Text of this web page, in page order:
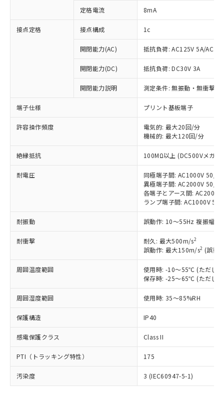
定格電流 8mA
接点定格 接点構成 1c
開閉能力(AC) 抵抗負荷: AC125V 5A/
開閉能力(DC) 抵抗負荷: DC30V 3A
開閉能力説明 測定条件: 無振動・無衝撃
端子仕様 プリント基板端子
許容操作頻度
電気的: 最大20回/分
機械的: 最大120回/分
絶縁抵抗 100MΩ以上 (DC500Vメガ)
耐電圧
同極端子間: AC1000V 50/
異極端子間: AC2000V 50/
各端子とアース間:
ランプ端子間: AC1000V
耐振動 誤動作: 10～55Hz 複振幅
耐衝撃 耐久: 最大500m/s2
誤動作: 最大150m/s2 (誤動
周囲温度範囲
使用時: -10～55℃ (ただし
保存時: -25～65℃ (ただし
周囲湿度範囲 使用時: 35～85%RH
保護構造 IP40
感電保護クラス Class II
PTI（トラッキング特性） 175
汚染度 3 (IEC60947-5-1)
以下の条件をお読みいただき、同意のうえ
本サービスは、当社制御機器事業取扱
商品の当社在庫状況および標準価格
(税抜)を提供させていただくもので
当社制御機器事業取扱商品の中には、
本サービスの対象外となる商品もある
ことをご了承ください。
在庫状況および標準価格照会結果は、
記載している更新日時点での社内デー
タに基づき作成されるものであり、閲
準価格とは異なる場合があることをご
正式な納期状況および標準価格はお客
様のお取引先、またはお客様担当のオ
ムロン制御機器販売店・当社販売員に
オムロン制御機器販売店や当社販売拠
点は「販売ネットワーク
」をご確認
対応済み：EU RoHS指令（10物質）の
非含有に対応した製品が提供可能な商品で
対応予定：EU RoHS指令（10物質）の非含
有に対応した製品に切り替える予定のある
商品です。
対応予定なし：EU RoHS指令（10物質）の
非含有に非対応の商品で、対応品を出す予
調査・確認中：EU RoHS指令（10物質）の
非含有の対応状況を調査中または確認中の
非該当品：ライセンス料など無形物で、有
害物質有無と関係のない商品です。
仕入先様の事情により、非含有部品として
いたものが、含有品と判明した場合などや
むを得ず変更することがあります。
鉛(Pb) 1000ppm以下、 水銀(Hg) 1000ppm以下、 カド
類(PBB) 1000ppm以下、ポリ臭化ジフェニルエーテル類
(PBDE) 1000ppm以下、フタル酸ビス(2-エチルヘキシ
ル) (DEHP)(別名：DOP) 1000ppm以下、フタル酸ブチ
ルベンジル（BBP） 1000ppm以下、フタル酸ジブチル
（DBP） 1000ppm以下、フタル酸ジイソブチル
(DIBP) 1000ppm以下
フタル酸エステル類の４物質については閾値を超える意
図的な使用がないことを確認しています。
「○」：最大均質材料含有率が中国RoHSの
「×」：最大均質材料含有率が中国RoHSの
基準値を超えていることを示します。
「－」：未確認です。当社販売部門へお問
*中国RoHS10物質の基準値 (GB/T26572)：
Cr(Ⅵ)(六価クロム) : 1000ppm、 PBBs(ポリ臭化ビフェ
ニル類) : 1000ppm、 PBDEs(ポリ臭化ジフェニルエーテ
ル類) : 1000ppm、
ル) : 1000ppm、
DEHP(フタル酸ビス(2-エチルヘキシル)) : 1000ppm
当社は、これら貴社製品のうち、外国
為替および外国貿易法に定める商品
（以下｢規制貨物等」という）を輸出
または国外への提供する場合は、日本
国政府の輸出許可(または役務取引許
当社は規制貨物を破棄する場合は、完
いよう必要な手段を講じます。
当社は貴社製品を、核兵器、ミサイ
ル、化学兵器、生物兵器またはその他
武器並びにこれらの製造装置等に一切
記
一定数以上の在庫あり
△ 一定数には満たないが在庫あり
在庫なし(最新の在庫状況につ
いては、お客様のお取引先、ま